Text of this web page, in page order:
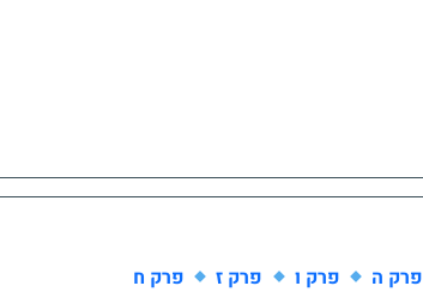
פרק ה פרק ו פרק ז פרק ח